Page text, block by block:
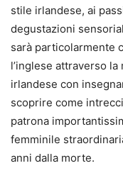
stile irlandese, ai
degustazioni
sarà particolarmente
l’inglese attraverso la
irlandese con
scoprire come
patrona
femminile
anni dalla morte.